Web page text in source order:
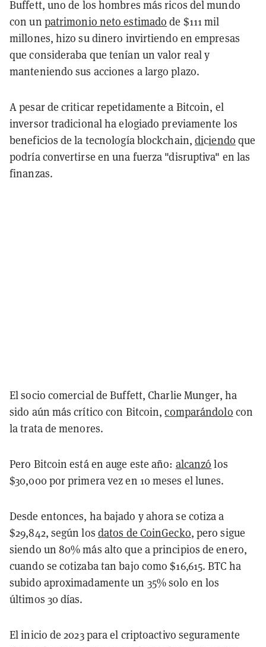
Buffett, uno de los hombres más ricos del mundo
con un patrimonio neto estimado de $111 mil
millones, hizo su dinero invirtiendo en empresas
que consideraba que tenían un valor real y
manteniendo sus acciones a largo plazo.
A pesar de criticar repetidamente a Bitcoin, el
inversor tradicional ha elogiado previamente los
beneficios de la tecnología blockchain,diciendo que
podría convertirse en una fuerza "disruptiva" en las
finanzas.
El socio comercial de Buffett, Charlie Munger, ha
sido aún más crítico con Bitcoin,comparándolo con
la trata de menores.
Pero Bitcoin está en auge este año: alcanzó los
$30,000 por primera vez en 10 meses el lunes.
Desde entonces, ha bajado y ahora se cotiza a
$29,842, según los datos de CoinGecko, pero sigue
siendo un 80% más alto que a principios de enero,
cuando se cotizaba tan bajo como $16,615. BTC ha
subido aproximadamente un 35% solo en los
últimos 30 días.
El inicio de 2023 para el criptoactivo seguramente